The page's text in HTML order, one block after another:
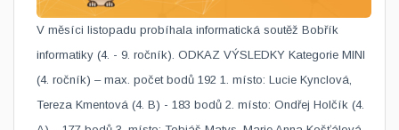
V měsíci listopadu probíhala informatická soutěž Bobřík
informatiky (4. - 9. ročník). ODKAZ VÝSLEDKY Kategorie MINI
(4. ročník) – max. počet bodů 192 1. místo: Lucie Kynclová,
Tereza Kmentová (4. B) - 183 bodů 2. místo: Ondřej Holčík (4.